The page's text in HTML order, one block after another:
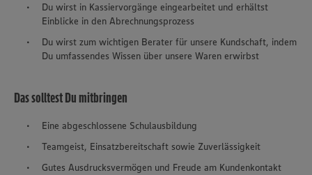
Du wirst in Kassiervorgänge eingearbeitet und erhältst
Einblicke in den Abrechnungsprozess
Du wirst zum wichtigen Berater für unsere Kundschaft, indem
Du umfassendes Wissen über unsere Waren erwirbst
Das solltest Du mitbringen
Eine abgeschlossene Schulausbildung
Teamgeist, Einsatzbereitschaft sowie Zuverlässigkeit
Gutes Ausdrucksvermögen und Freude am Kundenkontakt